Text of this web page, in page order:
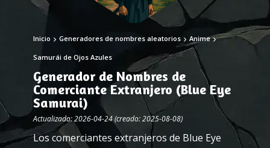
Inicio Generadores de nombres aleatorios Anime
Samurái de Ojos Azules
Generador de Nombres de
Comerciante Extranjero (Blue Eye
Samurai)
Actualizado: 2026-04-24 (creado: 2025-08-08)
Los comerciantes extranjeros de Blue Eye